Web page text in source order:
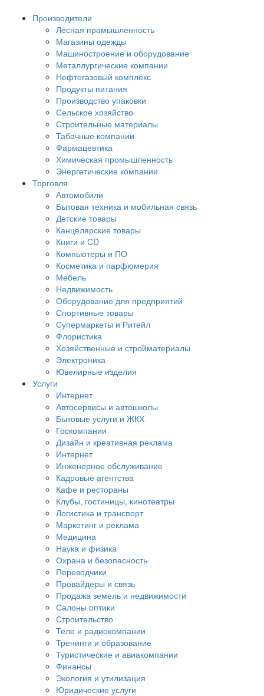
Производители
Лесная промышленность
Магазины одежды
Машиностроение и оборудование
Металлургические компании
Нефтегазовый комплекс
Продукты питания
Производство упаковки
Сельское хозяйство
Строительные материалы
Табачные компании
Фармацевтика
Химическая промышленность
Энергетические компании
Торговля
Автомобили
Бытовая техника и мобильная связь
Детские товары
Канцелярские товары
Книги и CD
Компьютеры и ПО
Косметика и парфюмерия
Мебель
Недвижимость
Оборудование для предприятий
Спортивные товары
Супермаркеты и Ритейл
Флористика
Хозяйственные и стройматериалы
Электроника
Ювелирные изделия
Услуги
Интернет
Автосервисы и автошколы
Бытовые услуги и ЖКХ
Госкомпании
Дизайн и креативная реклама
Интернет
Инженерное обслуживание
Кадровые агентства
Кафе и рестораны
Клубы, гостиницы, кинотеатры
Логистика и транспорт
Маркетинг и реклама
Медицина
Наука и физика
Охрана и безопасность
Переводчики
Провайдеры и связь
Продажа земель и недвижимости
Салоны оптики
Строительство
Теле и радиокомпании
Тренинги и образование
Туристические и авиакомпании
Финансы
Экология и утилизация
Юридические услуги